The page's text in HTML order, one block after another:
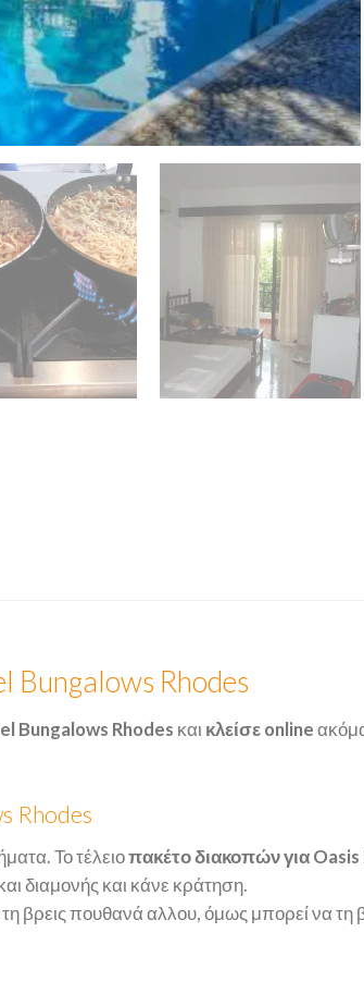
Bungalows Rhodes
Bungalows Rhodes και κλείσε online
Rhodes
Το τέλειοπακέτο διακοπών για
διαμονής και κάνε κράτηση.
βρεις πουθανά αλλου, όμως μπορεί να τη